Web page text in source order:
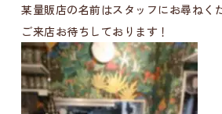
某量販店の名前はスタッフにお尋ねく
ご来店お待ちしております！